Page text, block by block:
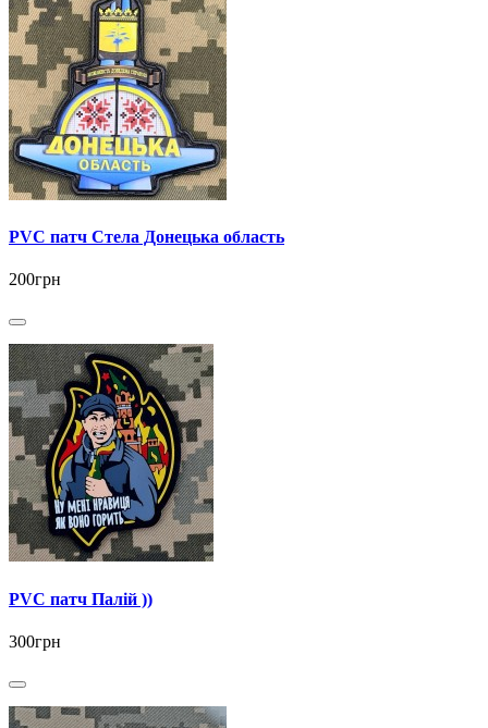
PVC патч Стела Донецька область
200грн
PVC патч Палій ))
300грн